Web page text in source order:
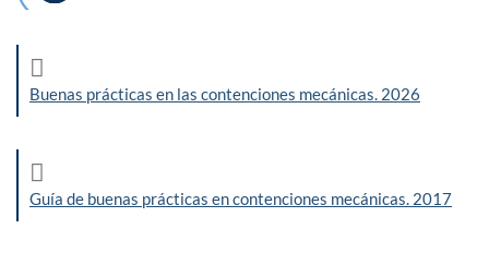
Buenas prácticas en las contenciones mecánicas. 2026
Guía de buenas prácticas en contenciones mecánicas. 2017